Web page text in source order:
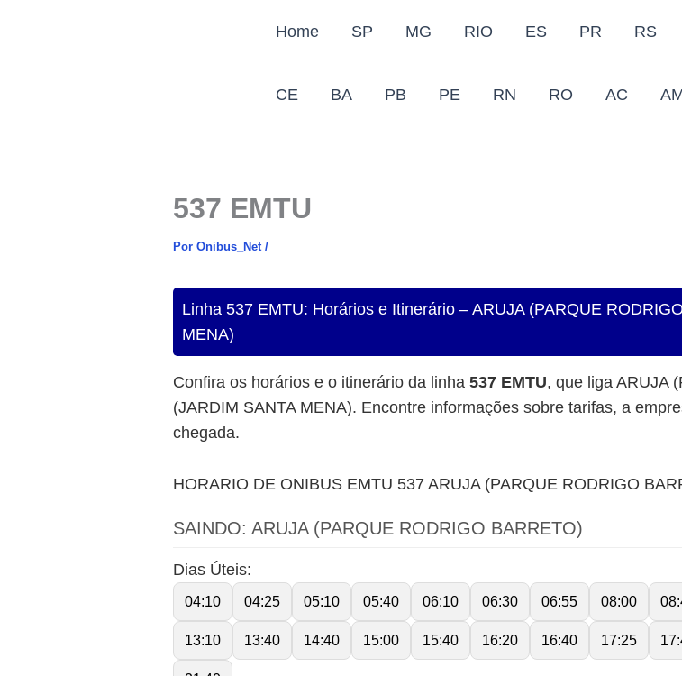
Home SP MG RIO ES PR RS
CE BA PB PE RN RO AC
537 EMTU
Por Onibus_Net /
Linha 537 EMTU: Horários e Itinerário – ARUJA (PARQUE
MENA)
Confira os horários e o itinerário da linha 537 EMTU, que liga ARUJA
(JARDIM SANTA MENA). Encontre informações sobre tarifas, a
chegada.
HORARIO DE ONIBUS EMTU 537 ARUJA (PARQUE RODRIGO
SAINDO: ARUJA (PARQUE RODRIGO BARRETO)
Dias Úteis:
04:10 04:25 05:10 05:40 06:10 06:30 06:55 08:00
13:10 13:40 14:40 15:00 15:40 16:20 16:40 17:25